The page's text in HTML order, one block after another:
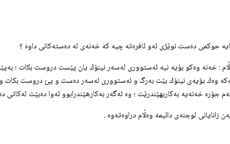
: خه‌نه‌ وه‌كو بۆیه‌ نیه‌ ئه‌ستووری له‌سه‌ر نینۆك یان پێست دروست بكات ؛
وه‌ك بۆیه‌ی نینۆك بێت به‌رگ و ئه‌ستووری له‌سه‌ر ده‌ست و پێ دروست بكات
جۆره‌ خه‌نه‌یه‌ به‌كاربهێندرێت ؛ وه‌ ئه‌گه‌ر به‌كارهێندرابوو ئه‌وا ده‌بێت
زانایانی لوجنه‌ی دائیمه‌ وه‌ڵام دراوه‌ته‌وه‌ .